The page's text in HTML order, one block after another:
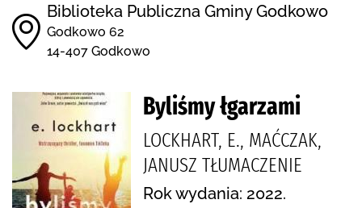
Biblioteka Publiczna Gminy Godkowo
Godkowo 62
14-407 Godkowo
Byliśmy łgarzami
LOCKHART, E., MAĆCZAK,
JANUSZ TŁUMACZENIE
Rok wydania: 2022.